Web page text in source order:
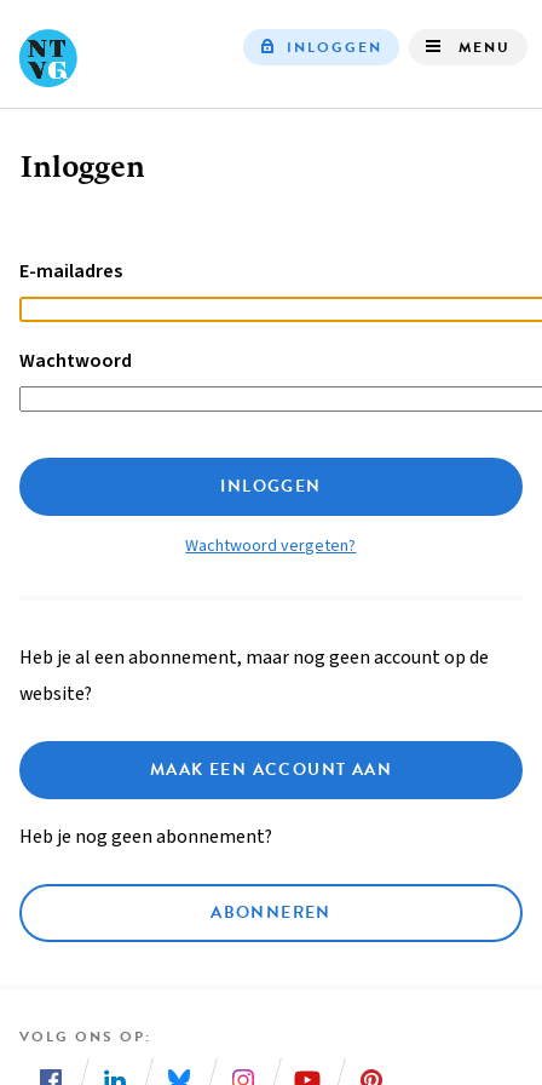
INLOGGEN MENU
Kruimelpad
Inloggen
E-mailadres
Wachtwoord
INLOGGEN
Wachtwoord vergeten?
Heb je al een abonnement, maar nog geen account op de
website?
MAAK EEN ACCOUNT AAN
Heb je nog geen abonnement?
ABONNEREN
VOLG ONS OP